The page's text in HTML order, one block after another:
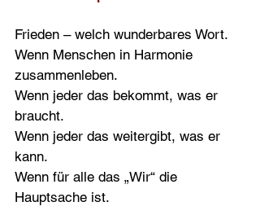
Frieden – welch wunderbares Wort.
Wenn Menschen in Harmonie
zusammenleben.
Wenn jeder das bekommt, was er
braucht.
Wenn jeder das weitergibt, was er
kann.
Wenn für alle das „Wir“ die
Hauptsache ist.